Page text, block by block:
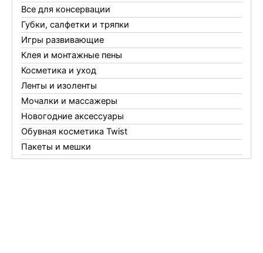
Все для консервации
Губки, салфетки и тряпки
Игры развивающие
Клея и монтажные пены
Косметика и уход
Ленты и изоленты
Мочалки и массажеры
Новогодние аксессуары
Обувная косметика Twist
Пакеты и мешки
Перчатки